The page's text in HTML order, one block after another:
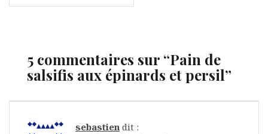
5 commentaires sur “Pain de
salsifis aux épinards et persil”
sebastien dit :